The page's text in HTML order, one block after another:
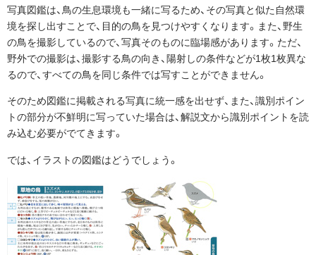
写真図鑑は、鳥の生息環境も一緒に写るため、その写真と似た自然環
境を探し出すことで、目的の鳥を見つけやすくなります。また、野生
の鳥を撮影しているので、写真そのものに臨場感があります。ただ、
野外での撮影は、撮影する鳥の向き、陽射しの条件などが1枚1枚異な
るので、すべての鳥を同じ条件では写すことができません。
そのため図鑑に掲載される写真に統一感を出せず、また、識別ポイン
トの部分が不鮮明に写っていた場合は、解説文から識別ポイントを読
み込む必要がでてきます。
では、イラストの図鑑はどうでしょう。